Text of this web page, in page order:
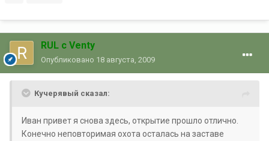
RUL с Venty
Опубликовано 18 августа, 2009
Кучерявый сказал:
Иван привет я снова здесь, открытие прошло отлично.
Конечно неповторимая охота осталась на заставе